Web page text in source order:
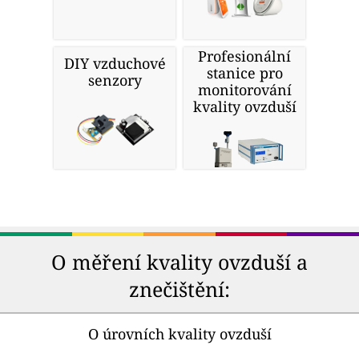
DIY vzduchové
senzory
Profesionální
stanice pro
monitorování
kvality ovzduší
O měření kvality ovzduší a
znečištění:
O úrovních kvality ovzduší